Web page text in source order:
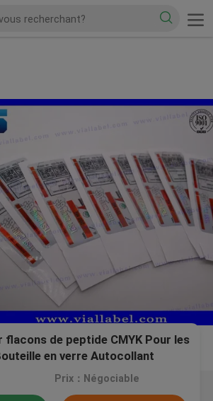
de peptide CMYK Pour les
en verre Autocollant
imperméable à l'eau Adhésif fort
Prix：Négociable